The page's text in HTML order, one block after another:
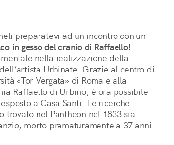
preparatevi ad un incontro con un
in gesso del cranio di Raffaello!
nella realizzazione della
Urbinate. Grazie al centro di
«Tor Vergata» di Roma e alla
Raffaello di Urbino, è ora possibile
a Casa Santi. Le ricerche
trovato nel Pantheon nel 1833 sia
morto prematuramente a 37 anni.